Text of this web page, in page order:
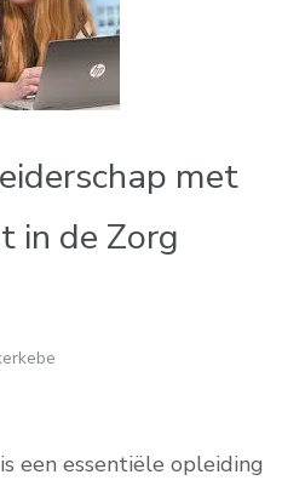
met
in de Zorg
een essentiële opleiding